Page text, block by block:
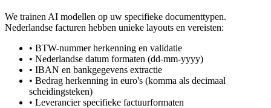
We trainen AI modellen op uw specifieke documenttypen.
Nederlandse facturen hebben unieke layouts en vereisten:
• BTW-nummer herkenning en validatie
• Nederlandse datum formaten (dd-mm-yyyy)
• IBAN en bankgegevens extractie
• Bedrag herkenning in euro's (komma als decimaal
scheidingsteken)
• Leverancier specifieke factuurformaten